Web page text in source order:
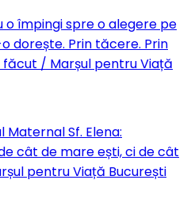
o împingi spre o alegere pe
dorește. Prin tăcere. Prin
făcut / Marșul pentru Viață
Maternal Sf. Elena:
cât de mare ești, ci de cât
pentru Viață București